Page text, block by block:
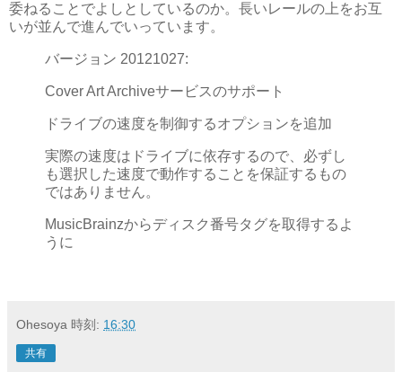
委ねることでよしとしているのか。長いレールの上をお互
いが並んで進んでいっています。
バージョン 20121027:
Cover Art Archiveサービスのサポート
ドライブの速度を制御するオプションを追加
実際の速度はドライブに依存するので、必ずし
も選択した速度で動作することを保証するもの
ではありません。
MusicBrainzからディスク番号タグを取得するよ
うに
Ohesoya 時刻: 16:30
共有